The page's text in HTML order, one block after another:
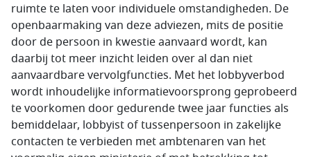
ruimte te laten voor individuele omstandigheden. De
openbaarmaking van deze adviezen, mits de positie
door de persoon in kwestie aanvaard wordt, kan
daarbij tot meer inzicht leiden over al dan niet
aanvaardbare vervolgfuncties. Met het lobbyverbod
wordt inhoudelijke informatievoorsprong geprobeerd
te voorkomen door gedurende twee jaar functies als
bemiddelaar, lobbyist of tussenpersoon in zakelijke
contacten te verbieden met ambtenaren van het